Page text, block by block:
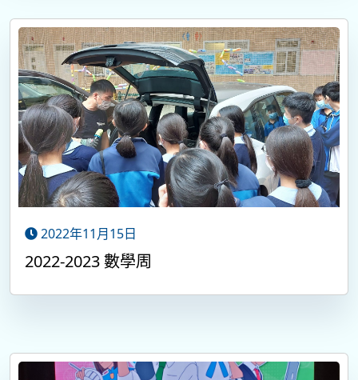
2022年11月15日
2022-2023 數學周